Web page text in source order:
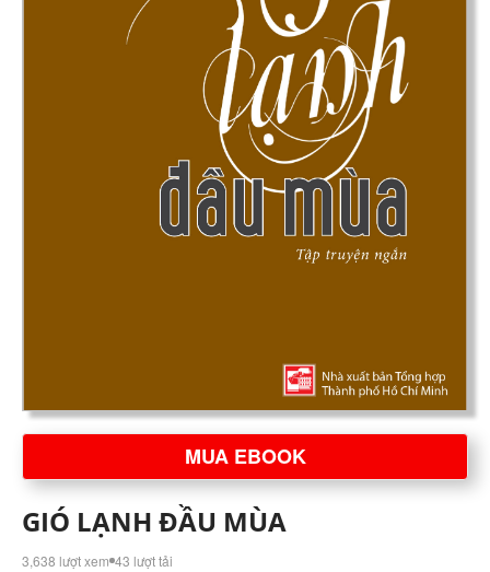
MUA EBOOK
GIÓ LẠNH ĐẦU MÙA
3,638 lượt xem 43 lượt tải